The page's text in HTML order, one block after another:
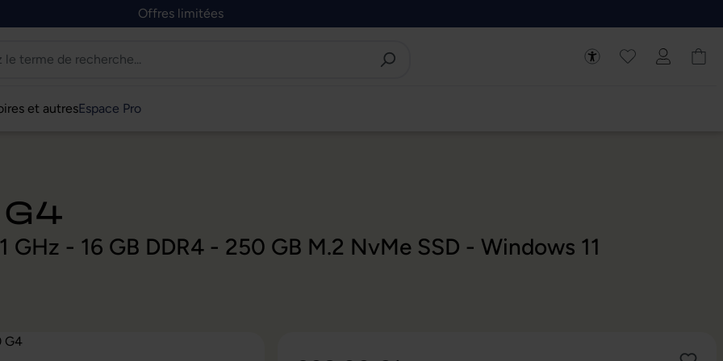
Offres limitées
et autresEspace Pro
- 16 GB DDR4 - 250 GB M.2 NvMe SSD - Windows 11